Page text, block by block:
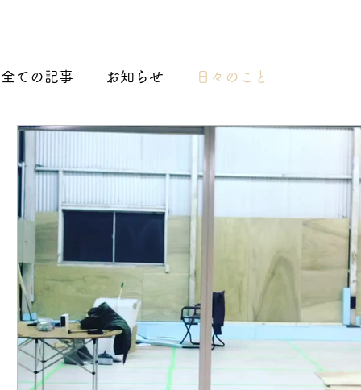
全ての記事 お知らせ 日々のこと